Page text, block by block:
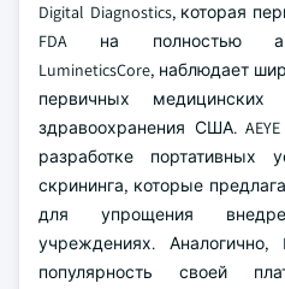
Digital Diagnostics, которая
FDA на полностью
LumineticsCore, наблюдает
первичных
здравоохранения США.
разработке портативных
скрининга, которые
для упрощения
учреждениях. Аналогично,
популярность своей